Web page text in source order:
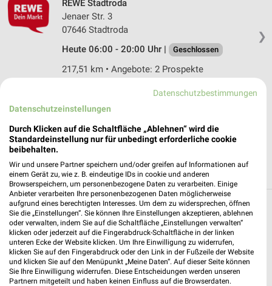
❯
REWE Stadtroda
Jenaer Str. 3
07646 Stadtroda
Heute 06:00 - 20:00 Uhr |
Geschlossen
217,51 km • Angebote: 2 Prospekte
tegut... Kahla
07768 Kahla
227,93 km • Angebote: 1 Prospekt
Supermärkte Angebote und Prospekte für
Jena
17 Prospekte
nahkauf tegut...
Datenschutzbestimmungen
Datenschutzeinstellungen
Durch Klicken auf die Schaltfläche „Ablehnen“ wird die
Standardeinstellung nur für unbedingt erforderliche cookie
beibehalten.
Wir und unsere Partner speichern und/oder greifen auf Informationen auf
einem Gerät zu, wie z. B. eindeutige IDs in cookie und anderen
Browserspeichern, um personenbezogene Daten zu verarbeiten. Einige
Anbieter verarbeiten Ihre personenbezogenen Daten möglicherweise
aufgrund eines berechtigten Interesses. Um dem zu widersprechen, öffnen
Sie die „Einstellungen“. Sie können Ihre Einstellungen akzeptieren, ablehnen
oder verwalten, indem Sie auf die Schaltfläche „Einstellungen verwalten“
klicken oder jederzeit auf die Fingerabdruck-Schaltfläche in der linken
unteren Ecke der Website klicken. Um Ihre Einwilligung zu widerrufen,
klicken Sie auf den Fingerabdruck oder den Link in der Fußzeile der Website
und klicken Sie auf den Menüpunkt „Meine Daten“. Auf dieser Seite können
Sie Ihre Einwilligung widerrufen. Diese Entscheidungen werden unseren
Partnern mitgeteilt und haben keinen Einfluss auf die Browserdaten.